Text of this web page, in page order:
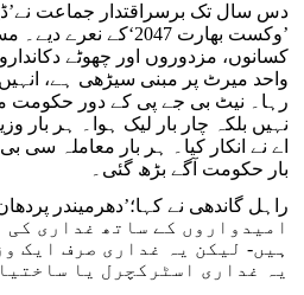
دس سال تک برسراقتدار جماعت
’وکست بھارت 2047‘کے
کسانوں، مزدوروں اور چھوٹے
واحد میرٹ پر مبنی سیڑھی ہے،
رہا۔ نیٹ بی جے پی کے دور حکومت
نہیں بلکہ چار بار لیک ہوا۔ ہر بار
اے نے انکار کیا۔ ہر بار معاملہ سی
بار حکومت آگے بڑھ گئی۔
امیدواروں کے ساتھ غداری کی
ہیں- لیکن یہ غداری صرف ایک
یہ غداری اسٹرکچرل یا